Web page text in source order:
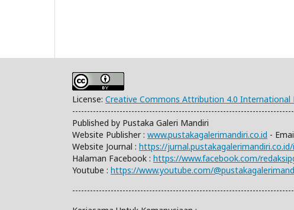
License: Creative Commons Attribution 4.0 International
Published by Pustaka Galeri Mandiri
Website Publisher : www.pustakagalerimandiri.co.id -
Website Journal : https://
Halaman Facebook : https://www.facebook.com/
Youtube : https://www.youtube.com/